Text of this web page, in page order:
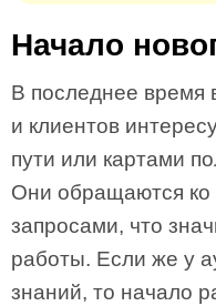
Начало
В последнее время
и клиентов
пути или картами
Они обращаются ко
запросами, что
работы. Если же у
знаний, то начало